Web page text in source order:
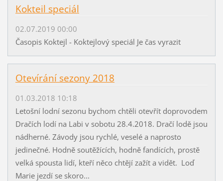
Kokteil speciál
02.07.2019 00:00
Časopis Koktejl - Koktejlový speciál Je čas vyrazit
Otevírání sezony 2018
01.03.2018 10:18
Letošní lodní sezonu bychom chtěli otevřít doprovodem
Dračích lodí na Labi v sobotu 28.4.2018. Dračí lodě jsou
nádherné. Závody jsou rychlé, veselé a naprosto
jedinečné. Hodně soutěžících, hodně fandících, prostě
velká spousta lidí, kteří něco chtějí zažít a vidět. Loď
Marie jezdí se skoro...